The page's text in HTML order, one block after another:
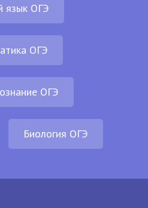
язык ОГЭ
ОГЭ
ОГЭ
Биология ОГЭ